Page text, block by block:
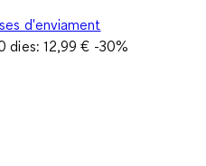
d'enviament
dies: 12,99 € -30%